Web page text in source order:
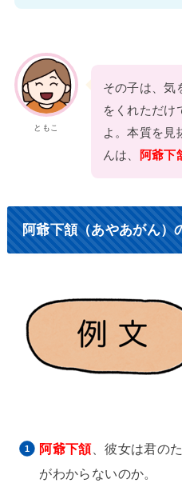
ともこ
その子は、気
をくれただけ
よ。本質を見
んは、
阿爺下
阿爺下頷（あやあがん）
阿爺下頷、彼女は君の
がわからないのか。